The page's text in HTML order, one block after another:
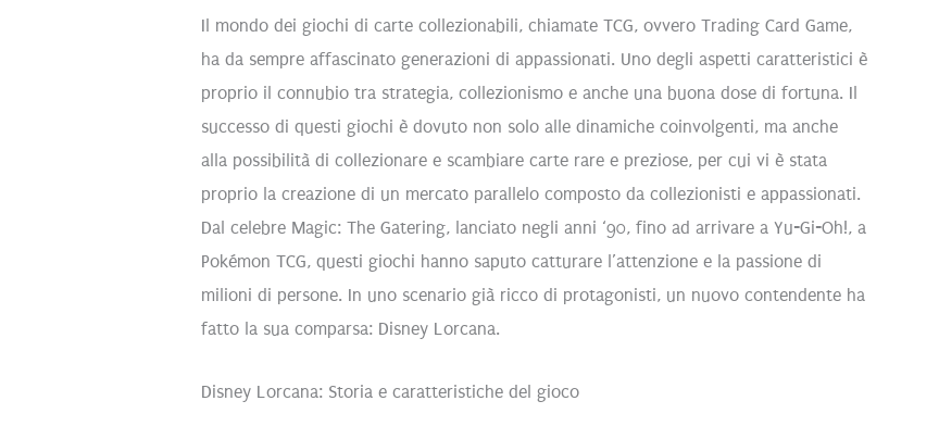
Il mondo dei giochi di carte collezionabili, chiamate TCG, ovvero Trading Card Game,
ha da sempre affascinato generazioni di appassionati. Uno degli aspetti caratteristici è
proprio il connubio tra strategia, collezionismo e anche una buona dose di fortuna. Il
successo di questi giochi è dovuto non solo alle dinamiche coinvolgenti, ma anche
alla possibilità di collezionare e scambiare carte rare e preziose, per cui vi è stata
proprio la creazione di un mercato parallelo composto da collezionisti e appassionati.
Dal celebre Magic: The Gatering, lanciato negli anni ‘90, fino ad arrivare a Yu-Gi-Oh!, a
Pokémon TCG, questi giochi hanno saputo catturare l’attenzione e la passione di
milioni di persone. In uno scenario già ricco di protagonisti, un nuovo contendente ha
fatto la sua comparsa: Disney Lorcana.
Disney Lorcana: Storia e caratteristiche del gioco